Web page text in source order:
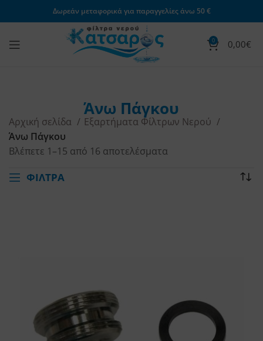
Δωρεάν μεταφορικά για παραγγελίες άνω 50 €
0 0,00€
Άνω Πάγκου
Αρχική σελίδα
Εξαρτήματα Φίλτρων Νερού
Άνω Πάγκου
Βλέπετε 1–15 από 16 αποτελέσματα
ΦΙΛΤΡΑ